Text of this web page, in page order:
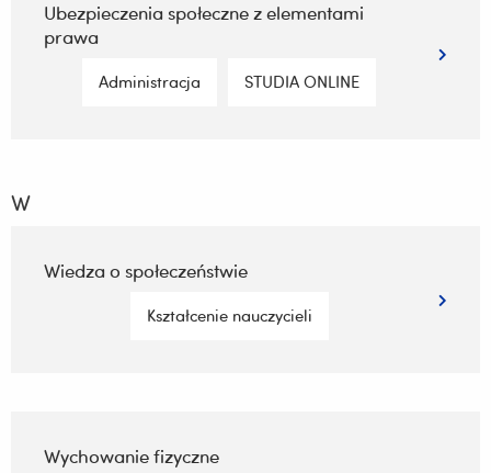
Ubezpieczenia społeczne z elementami
prawa
Administracja STUDIA ONLINE
W
Wiedza o społeczeństwie
Kształcenie nauczycieli
Wychowanie fizyczne